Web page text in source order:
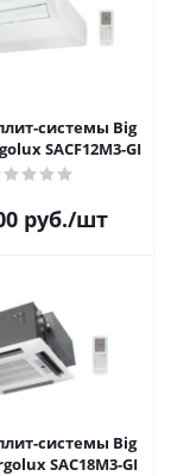
системы Big
SACF12M3-GI
руб./шт
системы Big
SAС18M3-GI